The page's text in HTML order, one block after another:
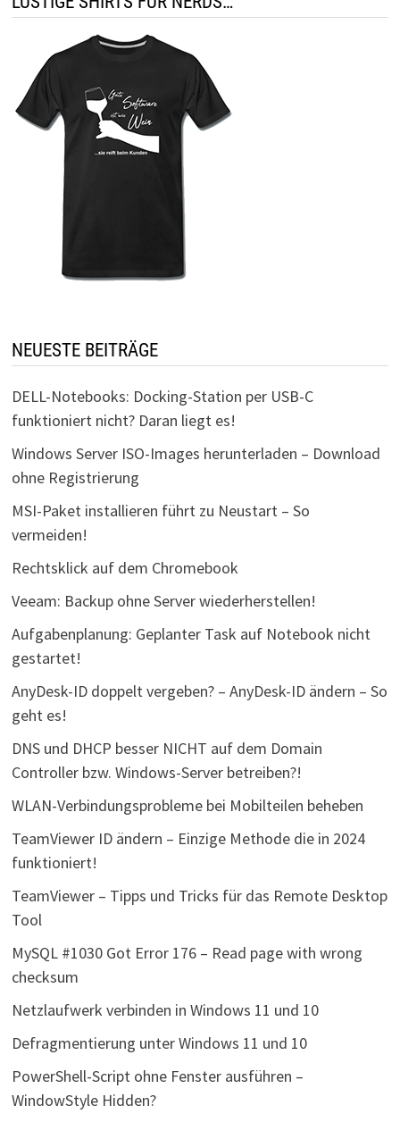
NEUESTE BEITRÄGE
DELL-Notebooks: Docking-Station per USB-C
funktioniert nicht? Daran liegt es!
Windows Server ISO-Images herunterladen – Download
ohne Registrierung
MSI-Paket installieren führt zu Neustart – So
vermeiden!
Rechtsklick auf dem Chromebook
Veeam: Backup ohne Server wiederherstellen!
Aufgabenplanung: Geplanter Task auf Notebook nicht
gestartet!
AnyDesk-ID doppelt vergeben? – AnyDesk-ID ändern – So
geht es!
DNS und DHCP besser NICHT auf dem Domain
Controller bzw. Windows-Server betreiben?!
WLAN-Verbindungsprobleme bei Mobilteilen beheben
TeamViewer ID ändern – Einzige Methode die in 2024
funktioniert!
TeamViewer – Tipps und Tricks für das Remote Desktop
Tool
MySQL #1030 Got Error 176 – Read page with wrong
checksum
Netzlaufwerk verbinden in Windows 11 und 10
Defragmentierung unter Windows 11 und 10
PowerShell-Script ohne Fenster ausführen –
WindowStyle Hidden?